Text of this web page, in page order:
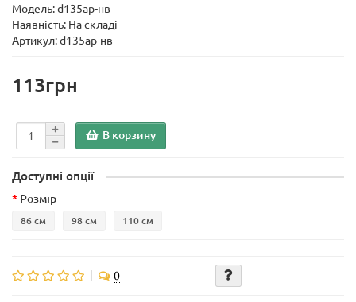
Модель:d135ар-нв
Наявність: На складі
Артикул: d135ар-нв
113грн
В корзину
Доступні опції
Розмір
86 см 98 см 110 см
0